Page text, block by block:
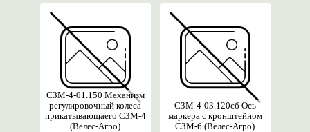
СЗМ-4-01.150 Механизм
регулировочный колеса
прикатывающаего СЗМ-4
(Велес-Агро)
СЗМ-4-03.120сб Ось
маркера с кронштейном
СЗМ-6 (Велес-Агро)